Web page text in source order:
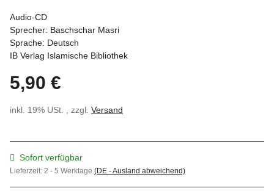
Audio-CD
Sprecher: Baschschar Masri
Sprache: Deutsch
IB Verlag Islamische Bibliothek
5,90 €
inkl. 19% USt. , zzgl. Versand
Sofort verfügbar
Lieferzeit: 2 - 5 Werktage (DE - Ausland abweichend)